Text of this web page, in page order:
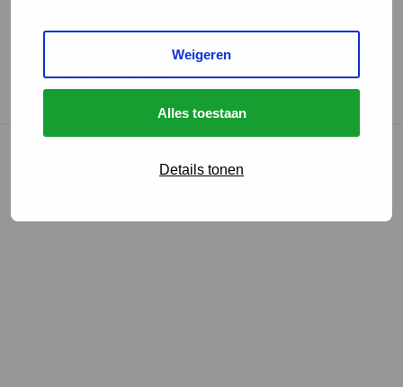
Weigeren
Alles toestaan
Details tonen
GGD Reisvaccinaties